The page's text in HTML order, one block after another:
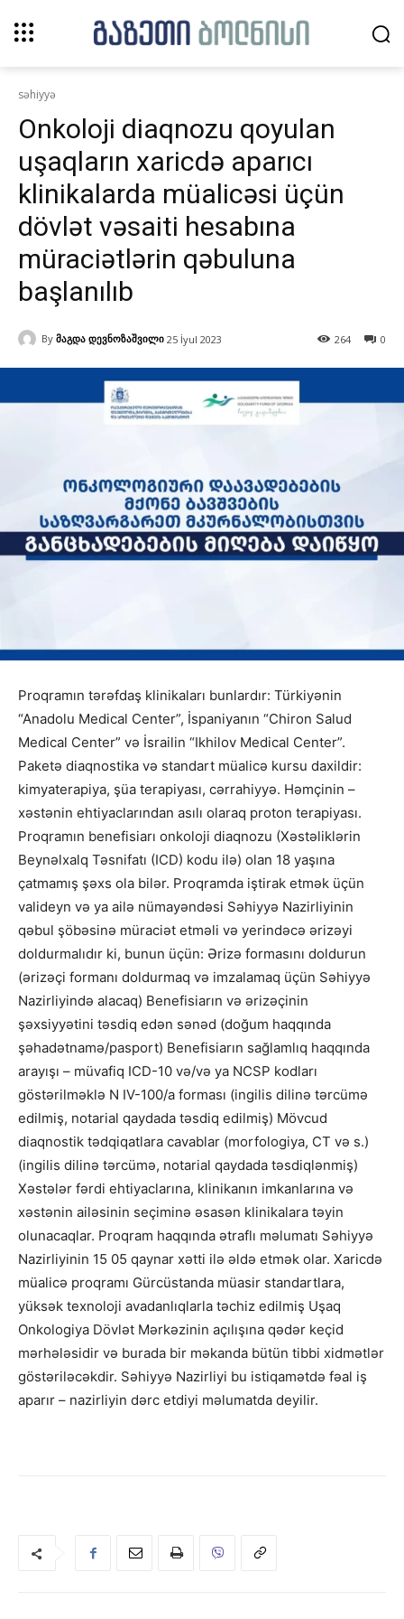
səhiyyə
Onkoloji diaqnozu qoyulan
uşaqların xaricdə aparıcı
klinikalarda müalicəsi üçün
dövlət vəsaiti hesabına
müraciətlərin qəbuluna
başlanılıb
By მაგდა დევნოზაშვილი 25 İyul 2023 0
264
Proqramın tərəfdaş klinikaları bunlardır: Türkiyənin
“Anadolu Medical Center”, İspaniyanın “Chiron Salud
Medical Center” və İsrailin “Ikhilov Medical Center”.
Paketə diaqnostika və standart müalicə kursu daxildir:
kimyaterapiya, şüa terapiyası, cərrahiyyə. Həmçinin –
xəstənin ehtiyaclarından asılı olaraq proton terapiyası.
Proqramın benefisiarı onkoloji diaqnozu (Xəstəliklərin
Beynəlxalq Təsnifatı (ICD) kodu ilə) olan 18 yaşına
çatmamış şəxs ola bilər. Proqramda iştirak etmək üçün
valideyn və ya ailə nümayəndəsi Səhiyyə Nazirliyinin
qəbul şöbəsinə müraciət etməli və yerindəcə ərizəyi
doldurmalıdır ki, bunun üçün: Ərizə formasını doldurun
(ərizəçi formanı doldurmaq və imzalamaq üçün Səhiyyə
Nazirliyində alacaq) Benefisiarın və ərizəçinin
şəxsiyyətini təsdiq edən sənəd (doğum haqqında
şəhadətnamə/pasport) Benefisiarın sağlamlıq haqqında
arayışı – müvafiq ICD-10 və/və ya NCSP kodları
göstərilməklə N IV-100/a forması (ingilis dilinə tərcümə
edilmiş, notarial qaydada təsdiq edilmiş) Mövcud
diaqnostik tədqiqatlara cavablar (morfologiya, CT və s.)
(ingilis dilinə tərcümə, notarial qaydada təsdiqlənmiş)
Xəstələr fərdi ehtiyaclarına, klinikanın imkanlarına və
xəstənin ailəsinin seçiminə əsasən klinikalara təyin
olunacaqlar. Proqram haqqında ətraflı məlumatı Səhiyyə
Nazirliyinin 15 05 qaynar xətti ilə əldə etmək olar. Xaricdə
müalicə proqramı Gürcüstanda müasir standartlara,
yüksək texnoloji avadanlıqlarla təchiz edilmiş Uşaq
Onkologiya Dövlət Mərkəzinin açılışına qədər keçid
mərhələsidir və burada bir məkanda bütün tibbi xidmətlər
göstəriləcəkdir. Səhiyyə Nazirliyi bu istiqamətdə fəal iş
aparır – nazirliyin dərc etdiyi məlumatda deyilir.